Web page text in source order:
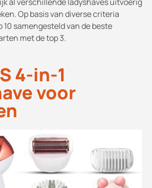
Op basis van diverse criteria
10 samengesteld van de beste
met de top 3.
4-in-1
voor